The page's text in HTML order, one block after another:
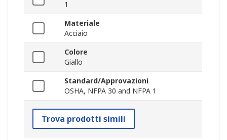
1
Materiale
Acciaio
Colore
Giallo
Standard/Approvazioni
OSHA, NFPA 30 and NFPA 1
Trova prodotti simili